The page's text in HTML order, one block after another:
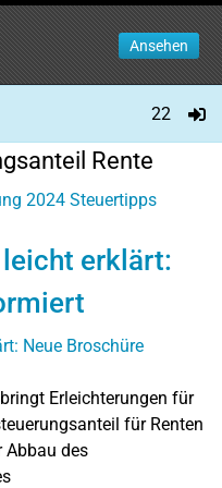
Ansehen
22
Rente
2024 Steuertipps
leicht erklärt:
bringt Erleichterungen für
für Renten
Abbau des